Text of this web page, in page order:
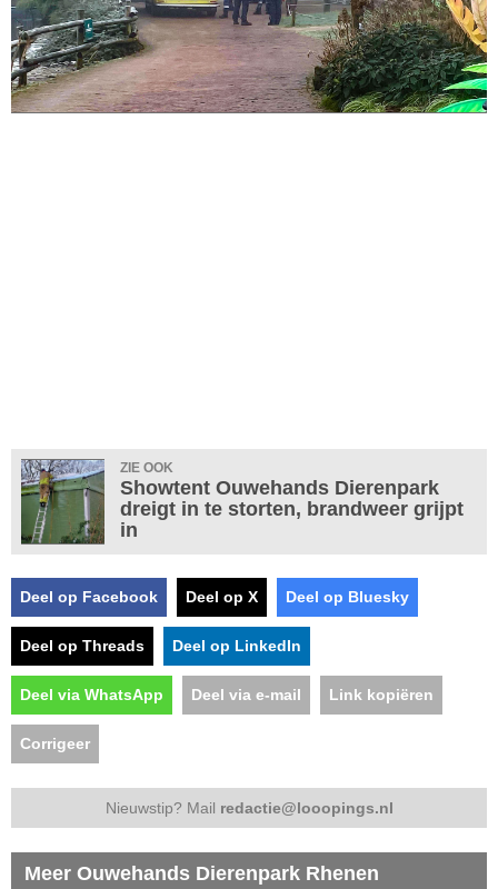
ZIE OOK
Showtent Ouwehands Dierenpark
dreigt in te storten, brandweer grijpt
in
Deel op Facebook Deel op X Deel op Bluesky
Deel op Threads Deel op LinkedIn
Deel via WhatsApp Deel via e-mail Link kopiëren
Corrigeer
Nieuwstip? Mail redactie@looopings.nl
Meer Ouwehands Dierenpark Rhenen